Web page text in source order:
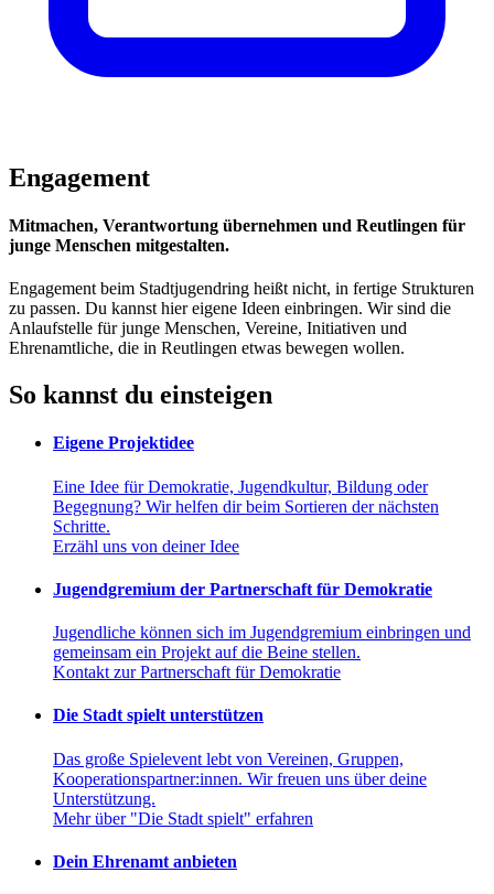
Engagement
Mitmachen, Verantwortung übernehmen und Reutlingen für
junge Menschen mitgestalten.
Engagement beim Stadtjugendring heißt nicht, in fertige Strukturen
zu passen. Du kannst hier eigene Ideen einbringen. Wir sind die
Anlaufstelle für junge Menschen, Vereine, Initiativen und
Ehrenamtliche, die in Reutlingen etwas bewegen wollen.
So kannst du einsteigen
Eigene Projektidee
Eine Idee für Demokratie, Jugendkultur, Bildung oder
Begegnung? Wir helfen dir beim Sortieren der nächsten
Schritte.
Erzähl uns von deiner Idee
Jugendgremium der Partnerschaft für Demokratie
Jugendliche können sich im Jugendgremium einbringen und
gemeinsam ein Projekt auf die Beine stellen.
Kontakt zur Partnerschaft für Demokratie
Die Stadt spielt unterstützen
Das große Spielevent lebt von Vereinen, Gruppen,
Kooperationspartner:innen. Wir freuen uns über deine
Unterstützung.
Mehr über "Die Stadt spielt" erfahren
Dein Ehrenamt anbieten